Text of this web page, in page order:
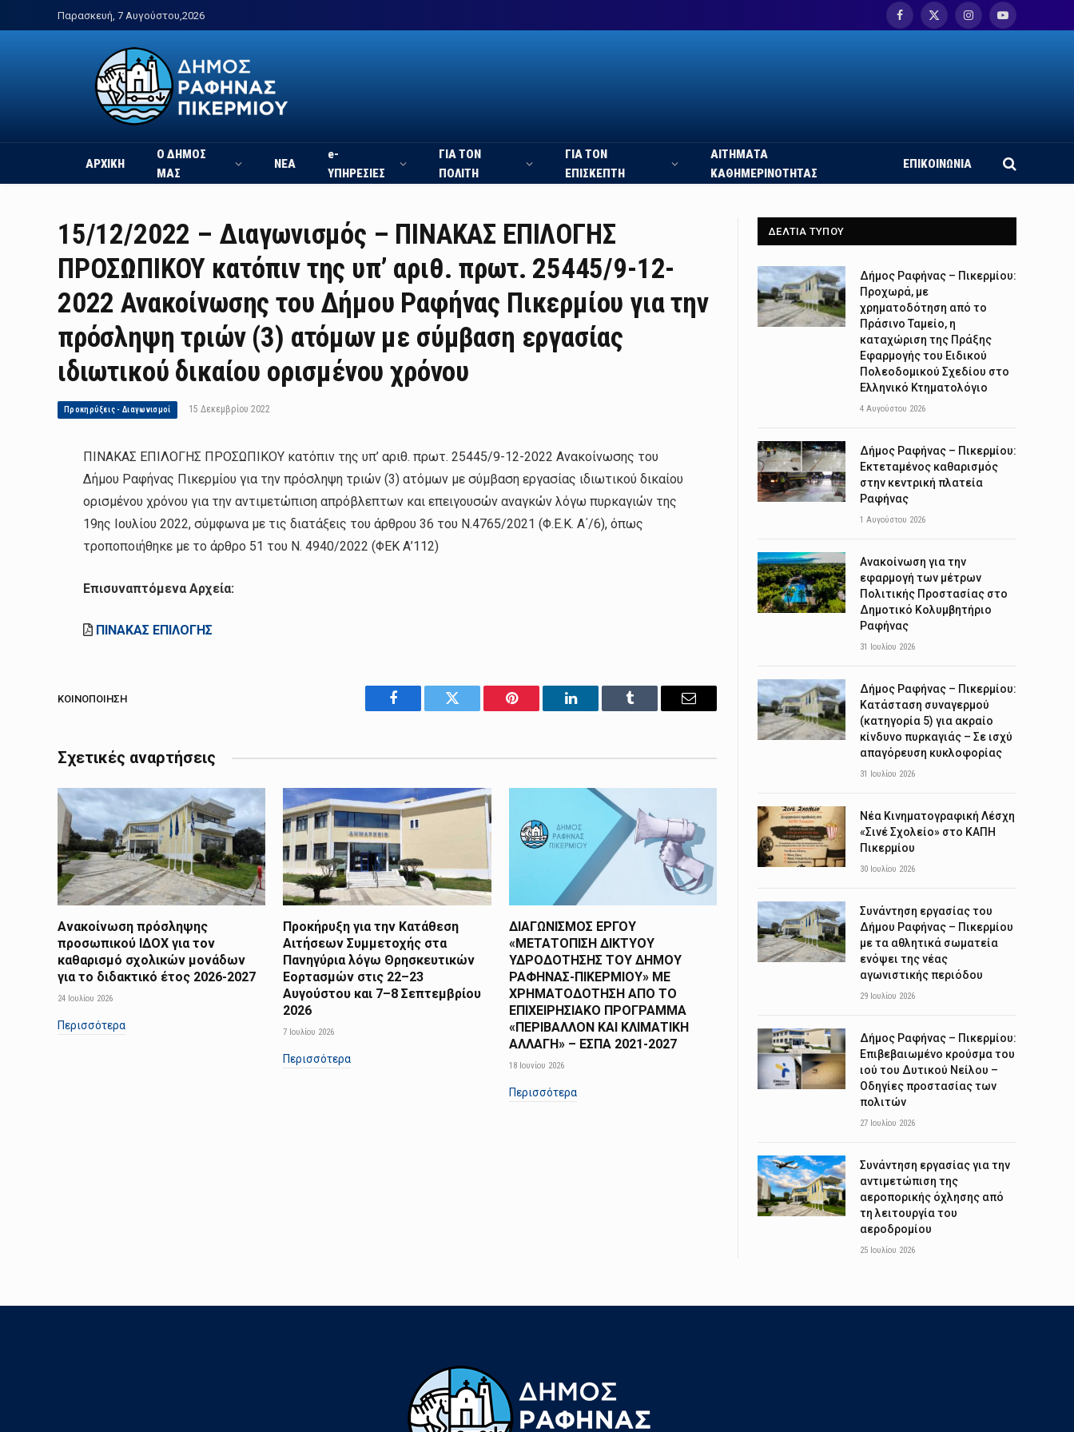
Παρασκευή, 7 Αυγούστου,2026
Facebook
X
InstagramYouTube
ΑΡΧΙΚΗ
Ο ΔΗΜΟΣ
ΜΑΣ
ΝΕΑ
e-
ΥΠΗΡΕΣΙΕΣ
ΓΙΑ ΤΟΝ
ΠΟΛΙΤΗ
ΓΙΑ ΤΟΝ
ΕΠΙΣΚΕΠΤΗ
ΑΙΤΗΜΑΤΑ
ΚΑΘΗΜΕΡΙΝΟΤΗΤΑΣ
ΕΠΙΚΟΙΝΩΝΙΑ
15/12/2022 – Διαγωνισμός – ΠΙΝΑΚΑΣ ΕΠΙΛΟΓΗΣ
ΠΡΟΣΩΠΙΚΟΥ κατόπιν της υπ’ αριθ. πρωτ. 25445/9-12-
2022 Ανακοίνωσης του Δήμου Ραφήνας Πικερμίου για την
πρόσληψη τριών (3) ατόμων με σύμβαση εργασίας
ιδιωτικού δικαίου ορισμένου χρόνου
Προκηρύξεις - Διαγωνισμοί 15 Δεκεμβρίου 2022
ΠΙΝΑΚΑΣ ΕΠΙΛΟΓΗΣ ΠΡΟΣΩΠΙΚΟΥ κατόπιν της υπ’ αριθ. πρωτ. 25445/9-12-2022 Ανακοίνωσης του
Δήμου Ραφήνας Πικερμίου για την πρόσληψη τριών (3) ατόμων με σύμβαση εργασίας ιδιωτικού δικαίου
ορισμένου χρόνου για την αντιμετώπιση απρόβλεπτων και επειγουσών αναγκών λόγω πυρκαγιών της
19ης Ιουλίου 2022, σύμφωνα με τις διατάξεις του άρθρου 36 του Ν.4765/2021 (Φ.Ε.Κ. Α΄/6), όπως
τροποποιήθηκε με το άρθρο 51 του Ν. 4940/2022 (ΦΕΚ Α’112)
Επισυναπτόμενα Αρχεία:
ΠΙΝΑΚΑΣ ΕΠΙΛΟΓΗΣ
ΚΟΙΝΟΠΟΊΗΣΗ
Facebook Twitter Pinterest LinkedIn Tumblr Email
Σχετικές αναρτήσεις
Ανακοίνωση πρόσληψης
προσωπικού ΙΔΟΧ για τον
καθαρισμό σχολικών μονάδων
για το διδακτικό έτος 2026-2027
24 Ιουλίου 2026
Περισσότερα
Προκήρυξη για την Κατάθεση
Αιτήσεων Συμμετοχής στα
Πανηγύρια λόγω Θρησκευτικών
Εορτασμών στις 22–23
Αυγούστου και 7–8 Σεπτεμβρίου
2026
7 Ιουλίου 2026
Περισσότερα
ΔΙΑΓΩΝΙΣΜΟΣ ΕΡΓΟΥ
«ΜΕΤΑΤΟΠΙΣΗ ΔΙΚΤΥΟΥ
ΥΔΡΟΔΟΤΗΣΗΣ ΤΟΥ ΔΗΜΟΥ
ΡΑΦΗΝΑΣ-ΠΙΚΕΡΜΙΟΥ» ΜΕ
ΧΡΗΜΑΤΟΔΟΤΗΣΗ ΑΠΟ TO
ΕΠΙΧΕΙΡΗΣΙΑΚΟ ΠΡΟΓΡΑΜΜΑ
«ΠΕΡΙΒΑΛΛΟΝ ΚΑΙ ΚΛΙΜΑΤΙΚΗ
ΑΛΛΑΓΗ» – ΕΣΠΑ 2021-2027
18 Ιουνίου 2026
Περισσότερα
ΔΕΛΤΙΑ ΤΥΠΟΥ
Δήμος Ραφήνας – Πικερμίου:
Προχωρά, με
χρηματοδότηση από το
Πράσινο Ταμείο, η
καταχώριση της Πράξης
Εφαρμογής του Ειδικού
Πολεοδομικού Σχεδίου στο
Ελληνικό Κτηματολόγιο
4 Αυγούστου 2026
Δήμος Ραφήνας – Πικερμίου:
Εκτεταμένος καθαρισμός
στην κεντρική πλατεία
Ραφήνας
1 Αυγούστου 2026
Ανακοίνωση για την
εφαρμογή των μέτρων
Πολιτικής Προστασίας στο
Δημοτικό Κολυμβητήριο
Ραφήνας
31 Ιουλίου 2026
Δήμος Ραφήνας – Πικερμίου:
Κατάσταση συναγερμού
(κατηγορία 5) για ακραίο
κίνδυνο πυρκαγιάς – Σε ισχύ
απαγόρευση κυκλοφορίας
31 Ιουλίου 2026
Νέα Κινηματογραφική Λέσχη
«Σινέ Σχολείο» στο ΚΑΠΗ
Πικερμίου
30 Ιουλίου 2026
Συνάντηση εργασίας του
Δήμου Ραφήνας – Πικερμίου
με τα αθλητικά σωματεία
ενόψει της νέας
αγωνιστικής περιόδου
29 Ιουλίου 2026
Δήμος Ραφήνας – Πικερμίου:
Επιβεβαιωμένο κρούσμα του
ιού του Δυτικού Νείλου –
Οδηγίες προστασίας των
πολιτών
27 Ιουλίου 2026
Συνάντηση εργασίας για την
αντιμετώπιση της
αεροπορικής όχλησης από
τη λειτουργία του
αεροδρομίου
25 Ιουλίου 2026